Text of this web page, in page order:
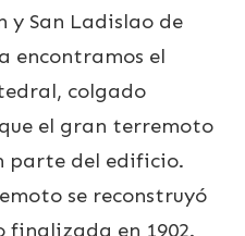
y San Ladislao de
encontramos el
colgado
el gran terremoto
parte del edificio.
se reconstruyó
finalizada en 1902.